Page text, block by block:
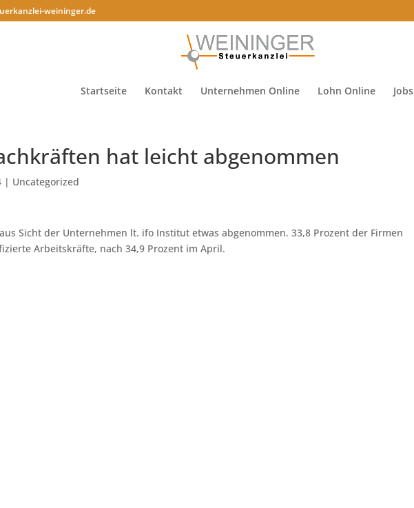
weininger.de
Startseite Kontakt Unternehmen Online Lohn Online Jobs
hat leicht abgenommen
| Uncategorized
Sicht der Unternehmen lt. ifo Institut etwas abgenommen. 33,8 Prozent der Firmen
Arbeitskräfte, nach 34,9 Prozent im April.